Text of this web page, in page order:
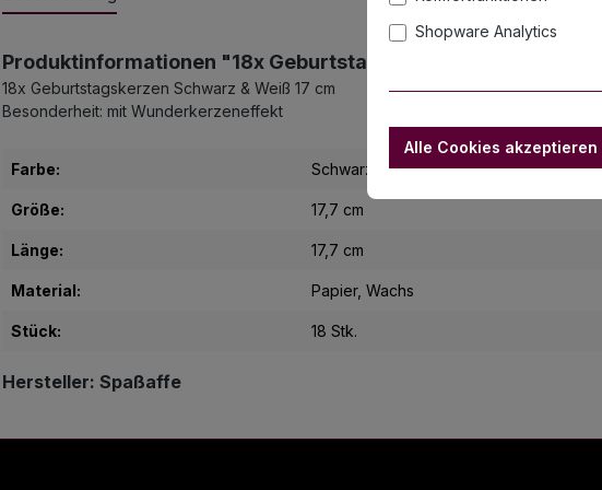
Produktinformationen "18x Geburtstagskerzen Schwarz und
18x Geburtstagskerzen Schwarz & Weiß 17 cm
Besonderheit: mit Wunderkerzeneffekt
Farbe: Schwarz , Weiß
Größe: 17,7 cm
Länge: 17,7 cm
Material: Papier, Wachs
Stück: 18 Stk.
Hersteller: Spaßaffe
Shopware Analytics
Alle Cookies akzeptieren